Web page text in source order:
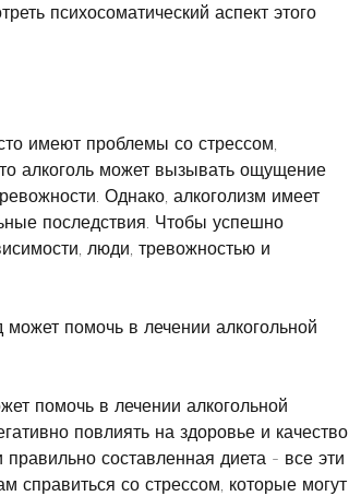
психосоматический аспект этого
имеют проблемы со стрессом,
алкоголь может вызывать ощущение
Однако, алкоголизм имеет
последствия. Чтобы успешно
люди, тревожностью и
может помочь в лечении алкогольной
помочь в лечении алкогольной
повлиять на здоровье и качество
составленная диета - все эти
справиться со стрессом, которые могут